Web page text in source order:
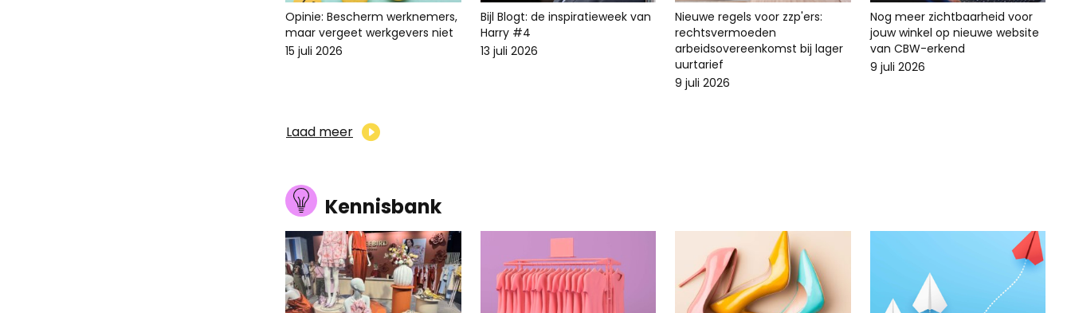
Opinie: Bescherm werknemers,
maar vergeet werkgevers niet
15 juli 2026
Bijl Blogt: de inspiratieweek van
Harry #4
13 juli 2026
Nieuwe regels voor zzp'ers:
rechtsvermoeden
arbeidsovereenkomst bij lager
uurtarief
9 juli 2026
Nog meer zichtbaarheid voor
jouw winkel op nieuwe website
van CBW-erkend
9 juli 2026
Laad meer
Kennisbank